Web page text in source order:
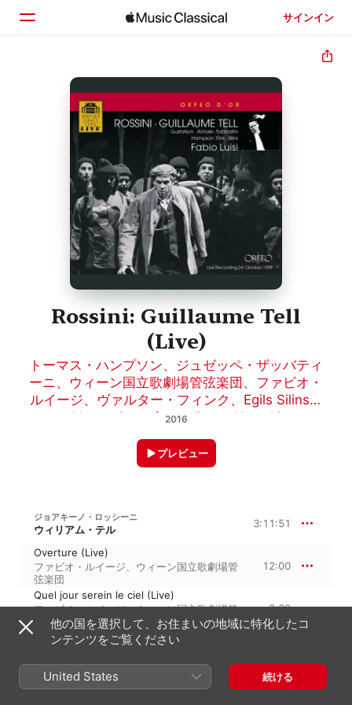
サインイン
ホーム
見つける
Rossini: Guillaume Tell
(Live)
トーマス・ハンプソン、 ジュゼッペ・ザッバティ
ーニ、 ウィーン国立歌劇場管弦楽団 、 ファビオ・
ルイージ、 ヴァルター・フィンク 、 Egils Silins、
Nancy Gustafson、 Dawn Kotoski
2016
プレビュー
ジョアキーノ・ロッシーニ
ウィリアム・テル 3:11:51
Overture (Live)
ファビオ・ルイージ、 ウィーン国立歌劇場管
弦楽団
12:00
Quel jour serein le ciel (Live)
ファビオ・ルイージ、ウィーン国立歌劇場管
弦楽団、ウィーン国立歌劇場合唱団
3:39
Accours dans ma nacelle (Live)
ファビオ・ルイージ
Dawn Kotoski
ーン国立歌劇場管弦楽団、Mihaela
Ungureanu、トーマス・ハンプソン
ィアス・ツァハリアセン
5:41
他の国を選択して、お住まいの地域に特化したコ
ンテンツをご覧ください
United States 続ける